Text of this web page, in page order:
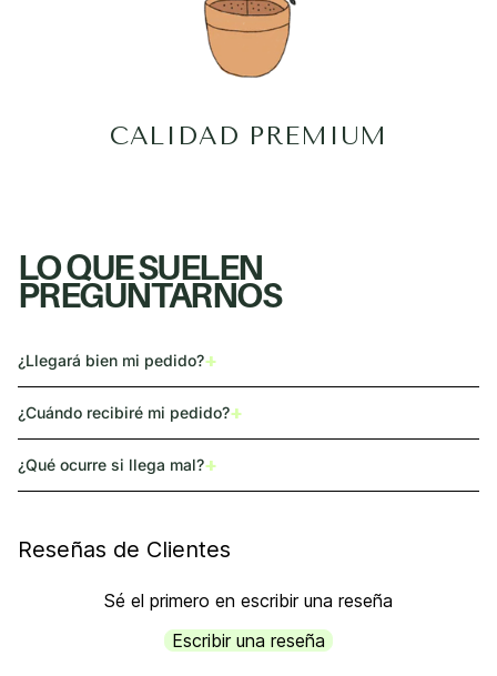
CALIDAD PREMIUM
LO QUE SUELEN
PREGUNTARNOS
¿Llegará bien mi pedido?+
¿Cuándo recibiré mi pedido?+
¿Qué ocurre si llega mal?+
Reseñas de Clientes
Sé el primero en escribir una reseña
Escribir una reseña